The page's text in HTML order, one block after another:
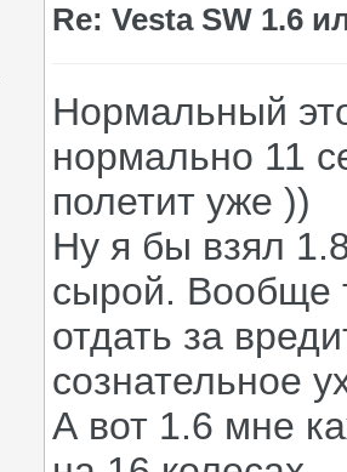
Re: Vesta SW 1.6
Нормальный
нормально 11
полетит уже ))
Ну я бы взял
сырой. Вообще
отдать за
сознательное
А вот 1.6 мне